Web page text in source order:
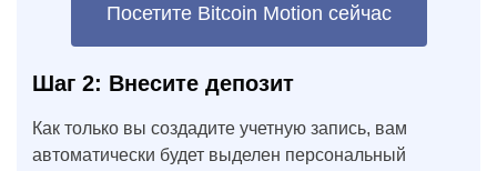
Посетите Bitcoin Motion сейчас
Шаг 2: Внесите депозит
Как только вы создадите учетную запись, вам
автоматически будет выделен персональный